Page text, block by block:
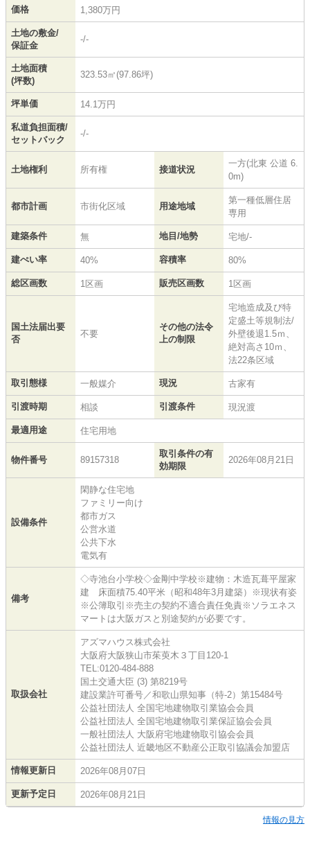
価格 1,380万円
土地の敷金/
保証金
-/-
土地面積
(坪数)
323.53㎡(97.86坪)
坪単価 14.1万円
私道負担面積/
セットバック
-/-
土地権利 所有権 接道状況
一方(北東 公道 6.
0m)
都市計画 市街化区域 用途地域
第一種低層住居
専用
建築条件 無 地目/地勢 宅地/-
建ぺい率 40% 容積率 80%
総区画数 1区画 販売区画数 1区画
国土法届出要
否
不要
その他の法令
上の制限
宅地造成及び特
定盛土等規制法/
外壁後退1.5ｍ、
絶対高さ10ｍ、
法22条区域
取引態様 一般媒介 現況 古家有
引渡時期 相談 引渡条件 現況渡
最適用途 住宅用地
物件番号 89157318
取引条件の有
効期限
2026年08月21日
設備条件
閑静な住宅地
ファミリー向け
都市ガス
公営水道
公共下水
電気有
備考
◇寺池台小学校◇金剛中学校※建物：木造瓦葺平屋家
建 床面積75.40平米（昭和48年3月建築）※現状有姿
※公簿取引※売主の契約不適合責任免責※ソラエネス
マートは大阪ガスと別途契約が必要です。
取扱会社
アズマハウス株式会社
大阪府大阪狭山市茱萸木３丁目120-1
TEL:0120-484-888
国土交通大臣 (3) 第8219号
建設業許可番号／和歌山県知事（特-2）第15484号
公益社団法人 全国宅地建物取引業協会会員
公益社団法人 全国宅地建物取引業保証協会会員
一般社団法人 大阪府宅地建物取引協会会員
公益社団法人 近畿地区不動産公正取引協議会加盟店
情報更新日 2026年08月07日
更新予定日 2026年08月21日
情報の見方